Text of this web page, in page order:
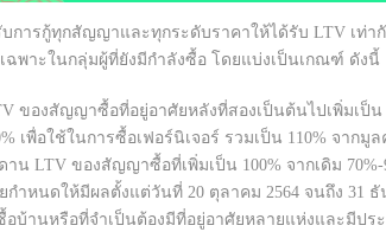
การกู้ทุกสัญญาและทุกระดับราคาให้ได้รับ LTV เท่า
พาะในกลุ่มผู้ที่ยังมีกำลังซื้อ โดยแบ่งเป็นเกณฑ์ ดังนี้
ของสัญญาซื้อที่อยู่อาศัยหลังที่สองเป็นต้นไปเพิ่มเป็น
เพื่อใช้ในการซื้อเฟอร์นิเจอร์ รวมเป็น 110% จากมู
น LTV ของสัญญาซื้อที่เพิ่มเป็น 100% จากเดิม
กำหนดให้มีผลตั้งแต่วันที่ 20 ตุลาคม 2564 จนถึง 31
บ้านหรือที่จำเป็นต้องมีที่อยู่อาศัยหลายแห่งและมีป